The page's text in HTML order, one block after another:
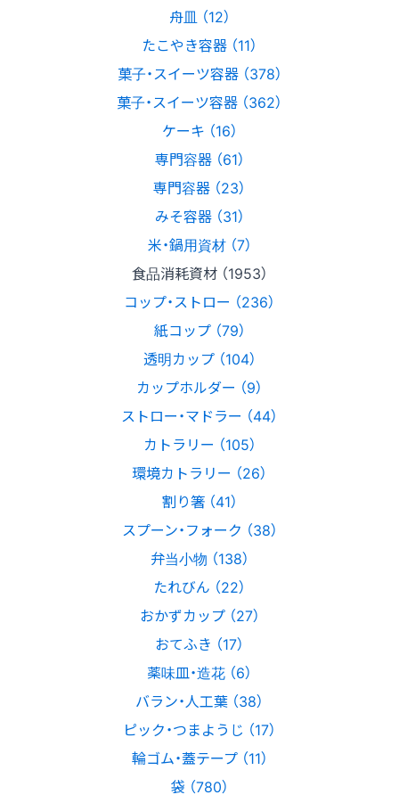
舟皿 （12）
たこやき容器 （11）
菓子・スイーツ容器 （378）
菓子・スイーツ容器 （362）
ケーキ （16）
専門容器 （61）
専門容器 （23）
みそ容器 （31）
米・鍋用資材 （7）
食品消耗資材 （1953）
コップ・ストロー （236）
紙コップ （79）
透明カップ （104）
カップホルダー （9）
ストロー・マドラー （44）
カトラリー （105）
環境カトラリー （26）
割り箸 （41）
スプーン・フォーク （38）
弁当小物 （138）
たれびん （22）
おかずカップ （27）
おてふき （17）
薬味皿・造花 （6）
バラン・人工葉 （38）
ピック・つまようじ （17）
輪ゴム・蓋テープ （11）
袋 （780）